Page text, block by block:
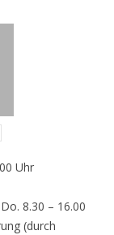
Uhr
8.30 – 16.00
(durch